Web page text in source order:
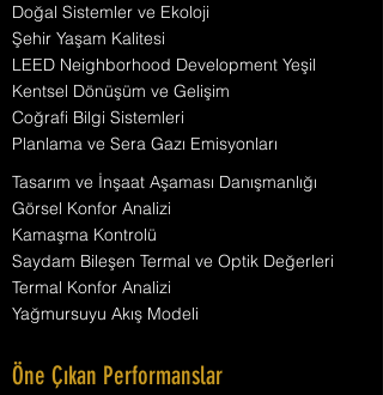
Doğal Sistemler ve Ekoloji
Şehir Yaşam Kalitesi
LEED Neighborhood Development Yeşil
Kentsel Dönüşüm ve Gelişim
Coğrafi Bilgi Sistemleri
Planlama ve Sera Gazı Emisyonları
Tasarım ve İnşaat Aşaması Danışmanlığı
Görsel Konfor Analizi
Kamaşma Kontrolü
Saydam Bileşen Termal ve Optik Değerleri
Termal Konfor Analizi
Yağmursuyu Akış Modeli
Öne Çıkan Performanslar